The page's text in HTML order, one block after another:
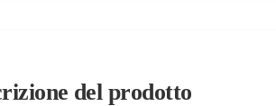
del prodotto